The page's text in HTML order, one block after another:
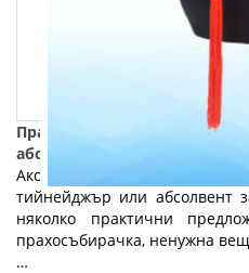
Практични и полезни
абсолвенти: Част 1
Ако все още сте в
тийнейджър или абсолвент
няколко практични
прахосъбирачка, ненужна
…